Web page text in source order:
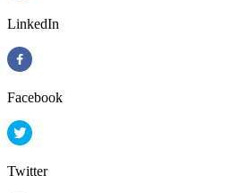
LinkedIn
Facebook
Twitter